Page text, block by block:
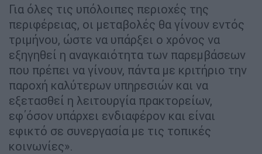
Για όλες τις υπόλοιπες περιοχές της
περιφέρειας, οι μεταβολές θα γίνουν εντός
τριμήνου, ώστε να υπάρξει ο χρόνος να
εξηγηθεί η αναγκαιότητα των παρεμβάσεων
που πρέπει να γίνουν, πάντα με κριτήριο την
παροχή καλύτερων υπηρεσιών και να
εξετασθεί η λειτουργία πρακτορείων,
εφ΄όσον υπάρχει ενδιαφέρον και είναι
εφικτό σε συνεργασία με τις τοπικές
κοινωνίες».